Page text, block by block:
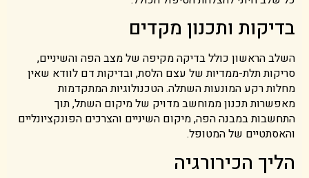
בדיקות ותכנון מקדים
השלב הראשון כולל בדיקה מקיפה של מצב הפה והשיניים,
סריקות תלת-ממדיות של עצם הלסת, ובדיקות דם לוודא שאין
מחלות רקע המונעות השתלה. הטכנולוגיות המתקדמות
מאפשרות תכנון ממוחשב מדויק של מיקום השתל, תוך
התחשבות במבנה הפה, מיקום השיניים והצרכים הפונקציונליים
והאסתטיים של המטופל.
הליך הכירורגיה